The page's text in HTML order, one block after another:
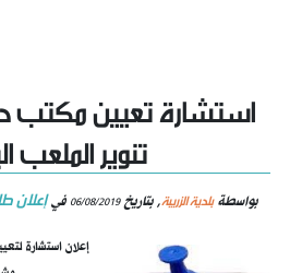
استشارة تعيين
تنوير الملعب
بواسطةبلدية الزريبة, بتاريخ06/08/2019 فيإعلان
إعلان استشارة